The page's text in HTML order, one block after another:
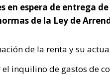
en espera de entrega
de la Ley de
de la renta y su
el inquilino de gastos de